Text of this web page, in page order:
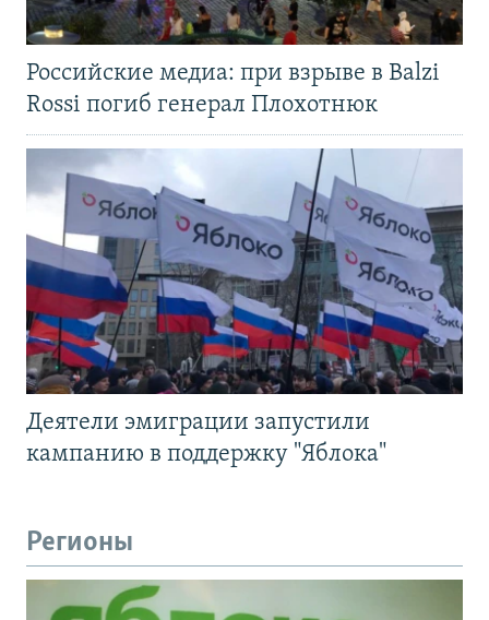
Российские медиа: при взрыве в Balzi
Rossi погиб генерал Плохотнюк
Деятели эмиграции запустили
кампанию в поддержку "Яблока"
Регионы